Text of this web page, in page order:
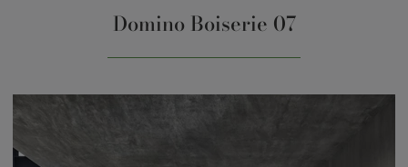
Domino Boiserie 07